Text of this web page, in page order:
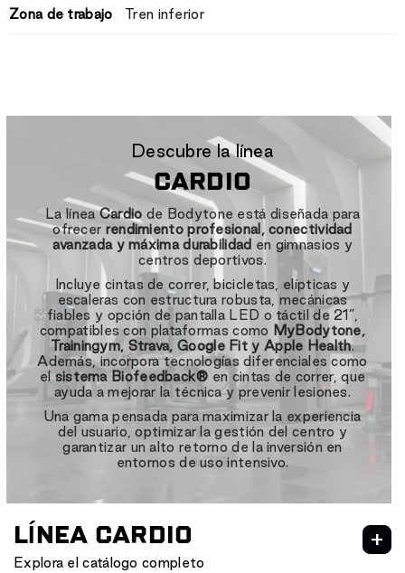
Zona de trabajo Tren inferior
Descubre la línea
CARDIO
La líneaCardio de Bodytone está diseñada para
ofrecer rendimiento profesional, conectividad
avanzada y máxima durabilidad en gimnasios y
centros deportivos.
Incluye cintas de correr, bicicletas, elípticas y
escaleras con estructura robusta, mecánicas
fiables y opción de pantalla LED o táctil de 21”,
compatibles con plataformas como MyBodytone,
Trainingym, Strava, Google Fit y Apple Health.
Además, incorpora tecnologías diferenciales como
elsistema Biofeedback® en cintas de correr, que
ayuda a mejorar la técnica y prevenir lesiones.
Una gama pensada para maximizar la experiencia
del usuario, optimizar la gestión del centro y
garantizar un alto retorno de la inversión en
entornos de uso intensivo.
Explora el catálogo completo
LÍNEA CARDIO